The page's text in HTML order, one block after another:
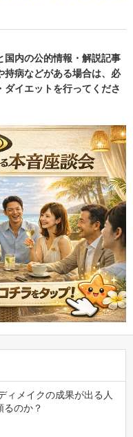
内の公的情報・解説記事
持病などがある場合は、必
イエットを行ってくださ
ィメイクの成果が出る人
るのか？